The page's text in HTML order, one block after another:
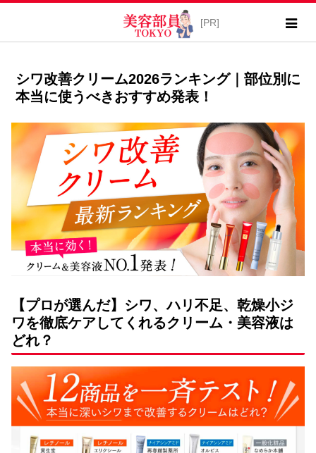
シワ改善クリーム2026ランキング｜部位別に
本当に使うべきおすすめ発表！
【プロが選んだ】シワ、ハリ不足、乾燥小ジ
ワを徹底ケアしてくれるクリーム・美容液は
どれ？